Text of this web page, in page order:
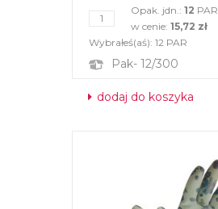
Opak. jdn.: 12 PAR
w cenie: 15,72 zł
Wybrałeś(aś): 12 PAR
Pak- 12/300
dodaj do koszyka